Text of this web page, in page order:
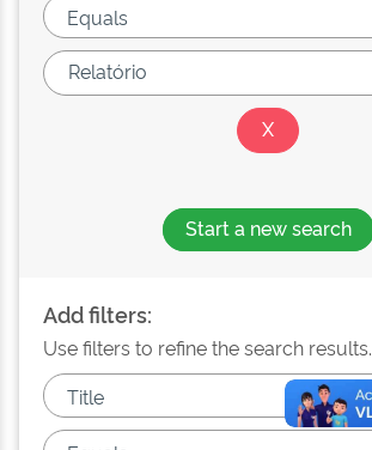
Start a new search
Add filters:
Use filters to refine the search results.